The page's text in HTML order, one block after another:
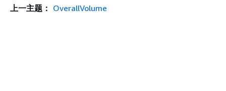
上一主题： OverallVolume